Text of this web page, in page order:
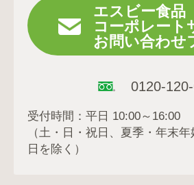
エスビー食品
コーポレート
お問い合わせ
0120-
受付時間：平日 10:00～16:00
（土・日・祝日、夏季・年末
日を除く）